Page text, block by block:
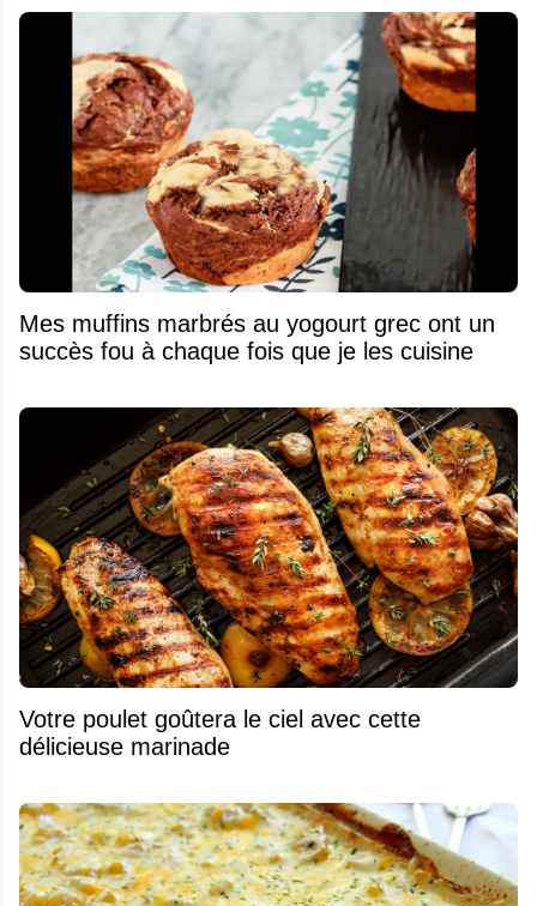
Mes muffins marbrés au yogourt grec ont un
succès fou à chaque fois que je les cuisine
Votre poulet goûtera le ciel avec cette
délicieuse marinade